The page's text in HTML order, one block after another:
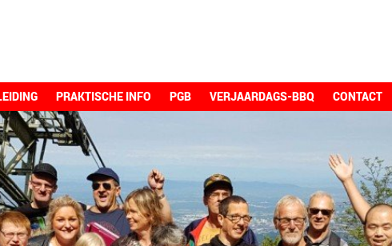
PRAKTISCHE INFO PGB VERJAARDAGS-BBQ CONTACT